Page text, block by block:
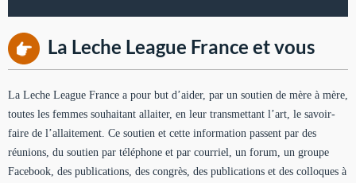
La Leche League France et vous
La Leche League France a pour but d’aider, par un soutien de mère à mère,
toutes les femmes souhaitant allaiter, en leur transmettant l’art, le savoir-
faire de l’allaitement. Ce soutien et cette information passent par des
réunions, du soutien par téléphone et par courriel, un forum, un groupe
Facebook, des publications, des congrès, des publications et des colloques à